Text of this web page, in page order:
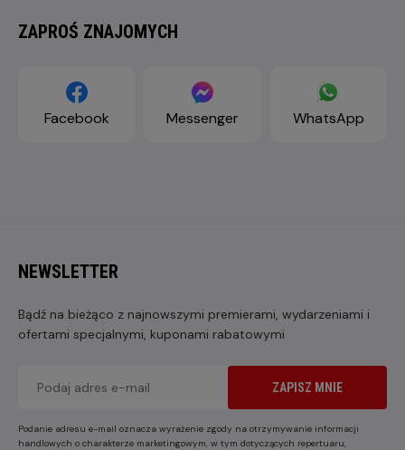
ZAPROŚ ZNAJOMYCH
Facebook Messenger WhatsApp
NEWSLETTER
Bądź na bieżąco z najnowszymi premierami, wydarzeniami i
ofertami specjalnymi, kuponami rabatowymi
ZAPISZ MNIE
Podanie adresu e-mail oznacza wyrażenie zgody na otrzymywanie informacji
handlowych o charakterze marketingowym, w tym dotyczących repertuaru,